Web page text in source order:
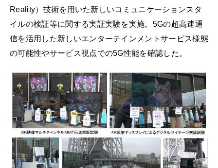
Reality）技術を用いた新しいコミュニケーションスタ
イルの検証等に関する実証実験を実施。5Gの超高速通
信を活用した新しいエンターテインメントサービス様態
の可能性やサービス視点での5G性能を確認した。